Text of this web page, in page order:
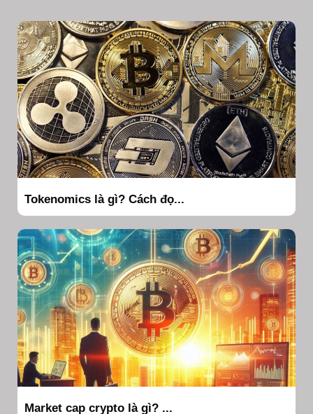
Tokenomics là gì? Cách đọ...
Market cap crypto là gì? ...